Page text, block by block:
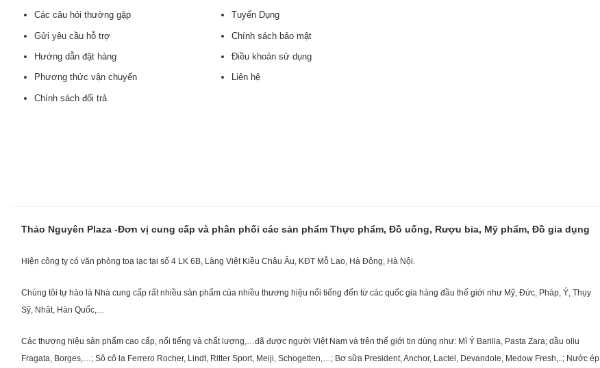
Các câu hỏi thường gặp
Gửi yêu cầu hỗ trợ
Hướng dẫn đặt hàng
Phương thức vận chuyển
Chính sách đổi trả
Tuyển Dụng
Chính sách bảo mật
Điều khoản sử dụng
Liên hệ
Thảo Nguyên Plaza -Đơn vị cung cấp và phân phối các sản phẩm Thực phẩm, Đồ uống, Rượu bia, Mỹ phẩm, Đồ gia dụng
Hiện công ty có văn phòng toạ lạc tại số 4 LK 6B, Làng Việt Kiều Châu Âu, KĐT Mỗ Lao, Hà Đông, Hà Nội.
Chúng tôi tự hào là Nhà cung cấp rất nhiều sản phẩm của nhiều thương hiệu nổi tiếng đến từ các quốc gia hàng đầu thế giới như Mỹ, Đức, Pháp, Ý, Thụy
Sỹ, Nhât, Hàn Quốc,…
Các thượng hiệu sản phẩm cao cấp, nổi tiếng và chất lượng,…đã được người Việt Nam và trên thế giới tin dùng như: Mì Ý Barilla, Pasta Zara; dầu oliu
Fragata, Borges,…; Sô cô la Ferrero Rocher, Lindt, Ritter Sport, Meiji, Schogetten,…; Bơ sữa President, Anchor, Lactel, Devandole, Medow Fresh,..; Nước ép